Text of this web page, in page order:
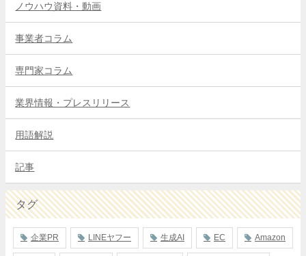
ノウハウ資料・動画
事業者コラム
専門家コラム
業界情報・プレスリリース
用語解説
記事
タグ
企業PR LINEヤフー 生成AI EC Amazon